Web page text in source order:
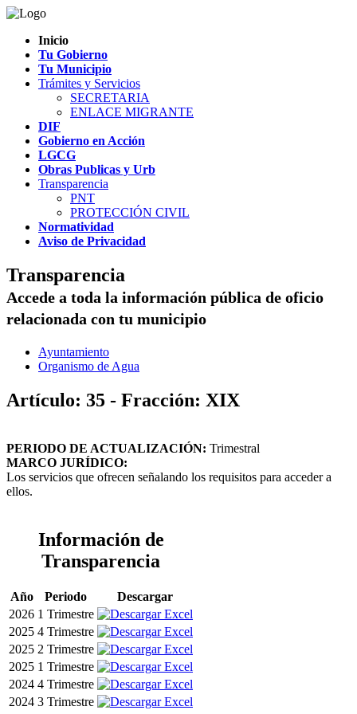
Inicio
Tu Gobierno
Tu Municipio
Trámites y Servicios
SECRETARIA
ENLACE MIGRANTE
DIF
Gobierno en Acción
LGCG
Obras Publicas y Urb
Transparencia
PNT
PROTECCIÓN CIVIL
Normatividad
Aviso de Privacidad
Transparencia
Accede a toda la información pública de oficio
relacionada con tu municipio
Ayuntamiento
Organismo de Agua
Artículo: 35 - Fracción: XIX
PERIODO DE ACTUALIZACIÓN: Trimestral
MARCO JURÍDICO:
Los servicios que ofrecen señalando los requisitos para acceder a
ellos.
Información de
Transparencia
Año Periodo
Descargar
2026 1 Trimestre
2025 4 Trimestre
2025 2 Trimestre
2025 1 Trimestre
2024 4 Trimestre
2024 3 Trimestre